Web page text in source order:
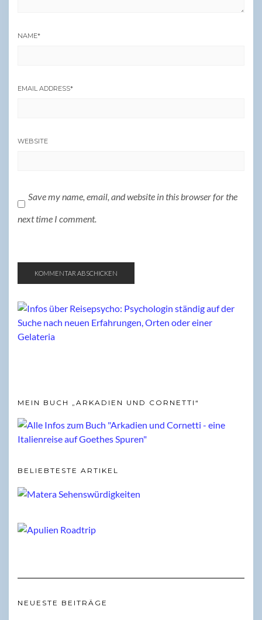
NAME*
EMAIL ADDRESS*
WEBSITE
Save my name, email, and website in this browser for the
next time I comment.
MEIN BUCH „ARKADIEN UND CORNETTI“
BELIEBTESTE ARTIKEL
NEUESTE BEITRÄGE